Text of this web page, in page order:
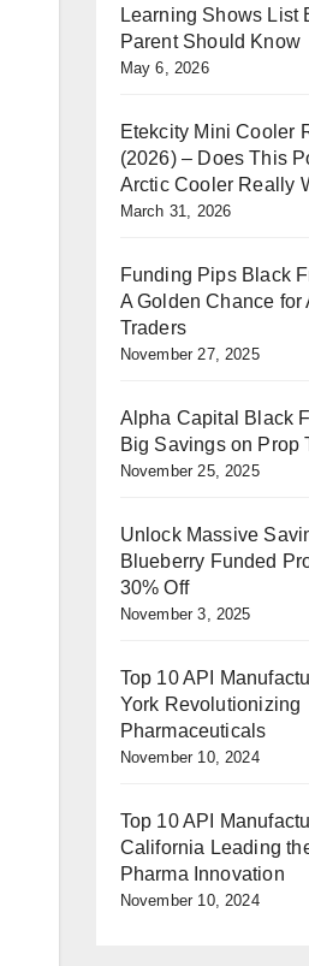
Learning Shows List
Parent Should Know
May 6, 2026
Etekcity Mini Cooler
(2026) – Does This
Arctic Cooler Really
March 31, 2026
Funding Pips Black
A Golden Chance for
Traders
November 27, 2025
Alpha Capital Black
Big Savings on Prop
November 25, 2025
Unlock Massive
Blueberry Funded
30% Off
November 3, 2025
Top 10 API
York Revolutionizing
Pharmaceuticals
November 10, 2024
Top 10 API
California Leading
Pharma Innovation
November 10, 2024